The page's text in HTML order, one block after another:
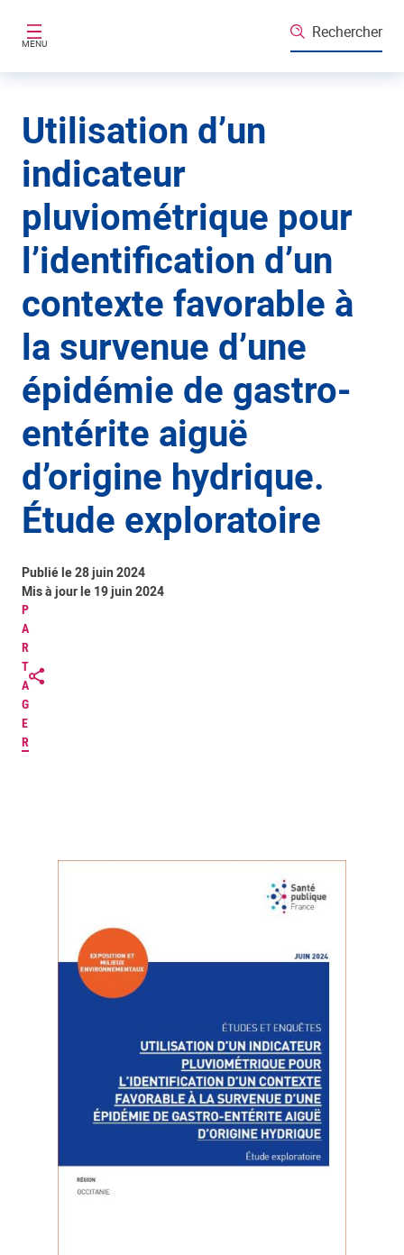
MENU
Rechercher
Utilisation d’un
indicateur
pluviométrique pour
l’identification d’un
contexte favorable à
la survenue d’une
épidémie de gastro-
entérite aiguë
d’origine hydrique.
Étude exploratoire
P
A
R
T
A
G
E
R
Publié le 28 juin 2024
Mis à jour le 19 juin 2024